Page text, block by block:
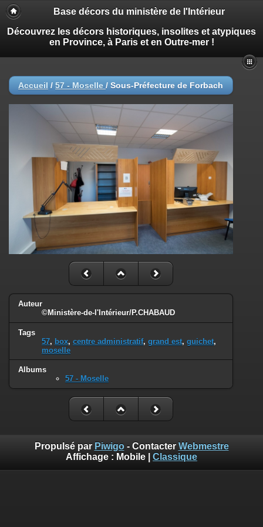
Base décors du ministère de l'Intérieur
Découvrez les décors historiques, insolites et atypiques
en Province, à Paris et en Outre-mer !
Accueil / 57 - Moselle / Sous-Préfecture de Forbach
Auteur
©Ministère-de-l'Intérieur/P.CHABAUD
Tags
57, box, centre administratif, grand est, guichet,
moselle
Albums
57 - Moselle
Propulsé par Piwigo- Contacter Webmestre
Affichage : Mobile Classique